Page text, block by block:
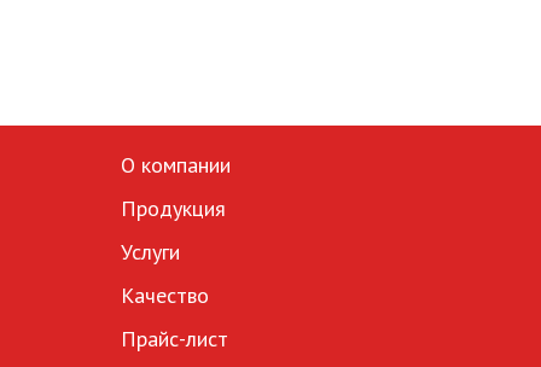
О компании
Продукция
Услуги
Качество
Прайс-лист